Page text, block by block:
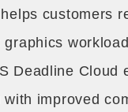
customers
Deadline Cloud
improved